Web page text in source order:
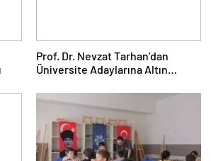
Prof. Dr. Nevzat Tarhan’dan
Üniversite Adaylarına Altın